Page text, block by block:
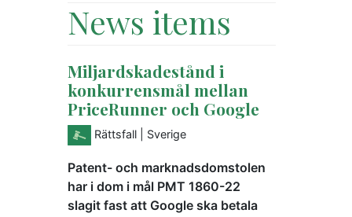
News items
Miljardskadestånd i
konkurrensmål mellan
PriceRunner och Google
Rättsfall | Sverige
Patent- och marknadsdomstolen
har i dom i mål PMT 1860-22
slagit fast att Google ska betala